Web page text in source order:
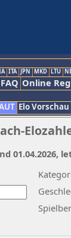
ITA JPN MKD LTU
FAQ Online
Elo Vorschau
01.04.2026,